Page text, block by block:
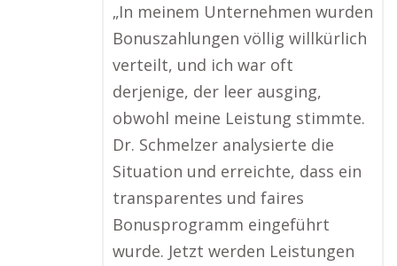
„In meinem Unternehmen wurden
Bonuszahlungen völlig willkürlich
verteilt, und ich war oft
derjenige, der leer ausging,
obwohl meine Leistung stimmte.
Dr. Schmelzer analysierte die
Situation und erreichte, dass ein
transparentes und faires
Bonusprogramm eingeführt
wurde. Jetzt werden Leistungen